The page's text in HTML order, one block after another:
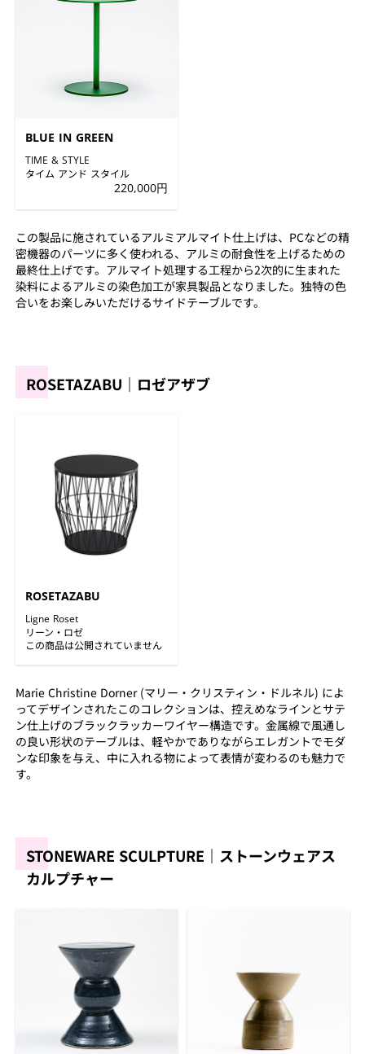
BLUE IN GREEN
TIME & STYLE
タイム アンド スタイル
220,000円
この製品に施されているアルミアルマイト仕上げは、PCなどの精
密機器のパーツに多く使われる、アルミの耐食性を上げるための
最終仕上げです。アルマイト処理する工程から2次的に生まれた
染料によるアルミの染色加工が家具製品となりました。独特の色
合いをお楽しみいただけるサイドテーブルです。
ROSETAZABU｜ロゼアザブ
ROSETAZABU
Ligne Roset
リーン・ロゼ
この商品は公開されていません
Marie Christine Dorner (マリー・クリスティン・ドルネル) によ
ってデザインされたこのコレクションは、控えめなラインとサテ
ン仕上げのブラックラッカーワイヤー構造です。金属線で風通し
の良い形状のテーブルは、軽やかでありながらエレガントでモダ
ンな印象を与え、中に入れる物によって表情が変わるのも魅力で
す。
STONEWARE SCULPTURE｜ストーンウェアス
カルプチャー